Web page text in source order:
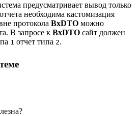
предусматривает вывод только
необходима кастомизация
протокола BxDTO можно
В запросе к BxDTO сайт должен
1 отчет типа 2.